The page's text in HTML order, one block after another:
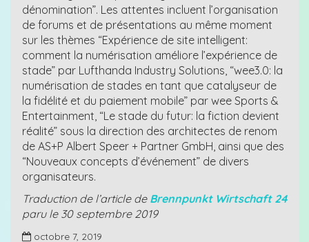
dénomination”. Les attentes incluent l’organisation
de forums et de présentations au même moment
sur les thèmes “Expérience de site intelligent:
comment la numérisation améliore l’expérience de
stade” par Lufthanda Industry Solutions, “wee3.0: la
numérisation de stades en tant que catalyseur de
la fidélité et du paiement mobile” par wee Sports &
Entertainment, “Le stade du futur: la fiction devient
réalité” sous la direction des architectes de renom
de AS+P Albert Speer + Partner GmbH, ainsi que des
“Nouveaux concepts d’événement” de divers
organisateurs.
Traduction de l’article de Brennpunkt Wirtschaft 24
paru le 30 septembre 2019
octobre 7, 2019